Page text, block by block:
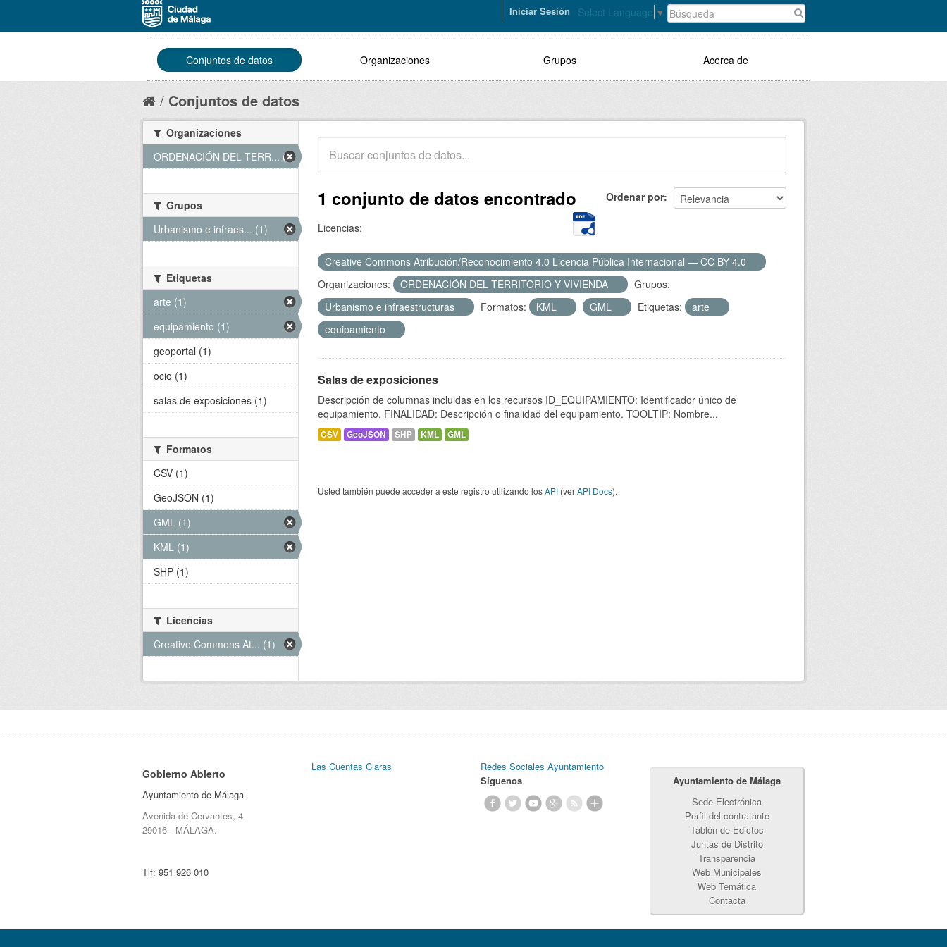
Select Language ▼
Iniciar Sesión
Conjuntos de datos Organizaciones Grupos Acerca de
Conjuntos de datos
Ordenar por
1 conjunto de datos encontrado
Licencias:
Creative Commons Atribución/Reconocimiento 4.0 Licencia Pública Internacional — CC BY 4.0
Organizaciones:
ORDENACIÓN DEL TERRITORIO Y VIVIENDA
Grupos:
Urbanismo e infraestructuras
Formatos: KML GML Etiquetas:
arte
equipamiento
Salas de exposiciones
Descripción de columnas incluidas en los recursos ID_EQUIPAMIENTO: Identificador único de
equipamiento. FINALIDAD: Descripción o finalidad del equipamiento. TOOLTIP: Nombre...
CSV GeoJSON SHP KML GML
Usted también puede acceder a este registro utilizando losAPI (verAPI Docs).
Organizaciones
ORDENACIÓN DEL TERR... (1)
Grupos
Urbanismo e infraes... (1)
Etiquetas
arte (1)
equipamiento (1)
geoportal (1)
ocio (1)
salas de exposiciones (1)
Formatos
CSV (1)
GeoJSON (1)
GML (1)
KML (1)
SHP (1)
Licencias
Creative Commons At... (1)
Gobierno Abierto
Ayuntamiento de Málaga
Avenida de Cervantes, 4
29016 - MÁLAGA.
Tlf: 951 926 010
Las Cuentas Claras
Redes Sociales Ayuntamiento
Síguenos
Ayuntamiento de Málaga
Sede Electrónica
Perfil del contratante
Tablón de Edictos
Juntas de Distrito
Transparencia
Web Municipales
Web Temática
Contacta